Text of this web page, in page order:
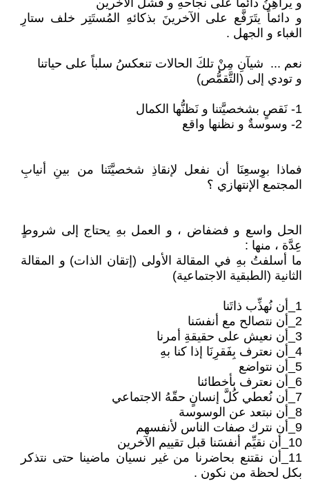
و يراهِنُ دائماً على نجاحهِ و فشل الآخرين
و دائماً يتَرَفَّع على الآخرينَ بذكائهِ المُستَتِر خلف ستارِ
الغباء و الجهل .
نعم ... شيآنِ مِنْ تلكَ الحالات تنعكسُ سلباً على حياتنا
و تودي إلى (التَّقمُّص)
1- نَقصٍ بشخصيَّتنا و نَظنُّها الكمال
2- وسوسةٌ و نظنها واقع
فماذا بوِسعِنَا أن نفعل لإنقاذِ شخصيَّتَنا من بينِ أنيابِ
المجتمع الإنتهازي ؟
الحل واسع و فضفاض ، و العمل بهِ يحتاج إلى شروطٍ
عِدَّة ، منها :
ما أسلفتُ بهِ في المقالة الأولى (إتقان الذات) و المقالة
الثانية (الطبقية الاجتماعية)
1_أن نُهذِّب ذاتَنا
2_أن نتصالح مع أنفسَنا
3_أن نعيش على حقيقةِ أمرنا
4_أن نعترف بِفَقرِنَا إذا كنا بهِ
5_أن نتواضع
6_أن نعترف بأخطائنا
7_أن نُعطي كُلَّ إنسانٍ حقّهُ الاجتماعي
8_أن نبتعد عن الوسوسة
9_أن نترك صفات الناس لأنفسهم
10_أن نقيِّم أنفسَنا قبل تقييم الآخرين
11_أن نقتنع بحاضرنا من غير نسيان ماضينا حتى نتذكر
بكل لحظة من نكون .